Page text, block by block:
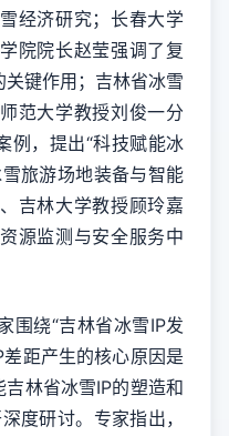
经济研究；长春大学
院院长赵莹强调了复
键作用；吉林省冰雪
范大学教授刘俊一分
例，提出“科技赋能冰
旅游场地装备与智能
吉林大学教授顾玲嘉
源监测与安全服务中
绕“吉林省冰雪IP发
差距产生的核心原因是
吉林省冰雪IP的塑造和
度研讨。专家指出，